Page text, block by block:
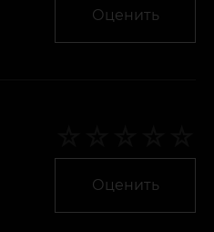
Оценить
Оценить